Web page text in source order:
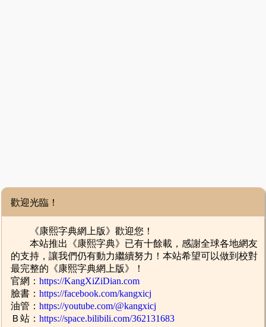
歡迎光臨！
《康熙字典網上版》歡迎您！
本站推出《康熙字典》已有十餘載，感謝全球各地網友
的支持，讓我們仍有動力繼續努力！本站希望可以做到校對
最完整的《康熙字典網上版》！
官網：https://KangXiZiDian.com
臉書：https://facebook.com/kangxicj
油管：https://youtube.com/@kangxicj
Ｂ站：https://space.bilibili.com/362131683